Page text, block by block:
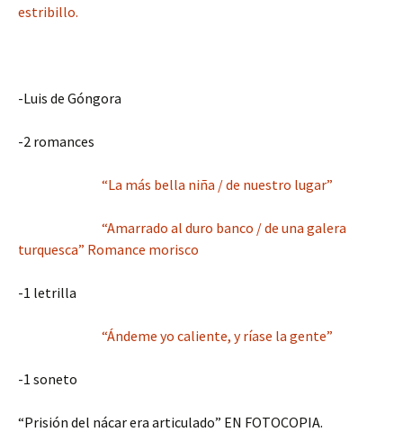
estribillo.
-Luis de Góngora
-2 romances
“La más bella niña / de nuestro lugar”
“Amarrado al duro banco / de una galera
turquesca” Romance morisco
-1 letrilla
“Ándeme yo caliente, y ríase la gente”
-1 soneto
“Prisión del nácar era articulado” EN FOTOCOPIA.